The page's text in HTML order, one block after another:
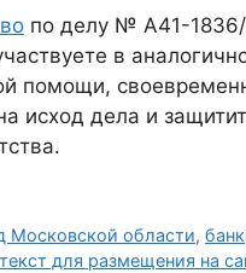
по делу № А41-
в
помощи,
исход дела и
Московской области,
для размещения на